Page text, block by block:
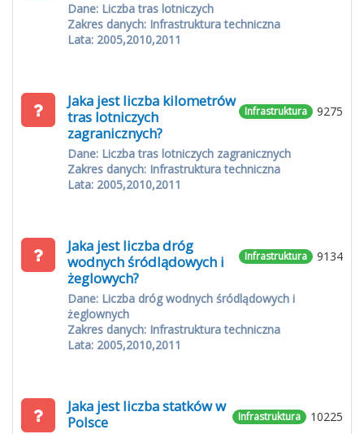
Dane: Liczba tras lotniczych
Zakres danych: Infrastruktura techniczna
Lata: 2005,2010,2011
9275
Infrastruktura
Jaka jest liczba kilometrów
tras lotniczych
zagranicznych?
Dane: Liczba tras lotniczych zagranicznych
Zakres danych: Infrastruktura techniczna
Lata: 2005,2010,2011
9134
Infrastruktura
Jaka jest liczba dróg
wodnych śródlądowych i
żeglowych?
Dane: Liczba dróg wodnych śródlądowych i
żeglownych
Zakres danych: Infrastruktura techniczna
Lata: 2005,2010,2011
10225
Infrastruktura
Jaka jest liczba statków w
Polsce